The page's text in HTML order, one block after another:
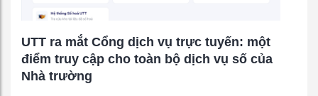
UTT ra mắt Cổng dịch vụ trực tuyến: một
điểm truy cập cho toàn bộ dịch vụ số của
Nhà trường